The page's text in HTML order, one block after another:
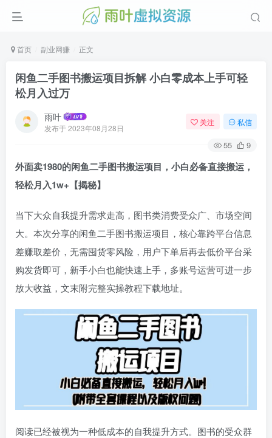
首页 副业网赚 正文
闲鱼二手图书搬运项目拆解 小白零成本上手可轻
松月入过万
雨叶
发布于2023年08月28日
关注 私信
55 9
外面卖1980的闲鱼二手图书搬运项目，小白必备直接搬运，
轻松月入1w+【揭秘】
当下大众自我提升需求走高，图书类消费受众广、市场空间
大。本次分享的闲鱼二手图书搬运项目，核心靠跨平台信息
差赚取差价，无需囤货零风险，用户下单后再去低价平台采
购发货即可，新手小白也能快速上手，多账号运营可进一步
放大收益，文末附完整实操教程下载地址。
阅读已经被视为一种低成本的自我提升方式。图书的受众群